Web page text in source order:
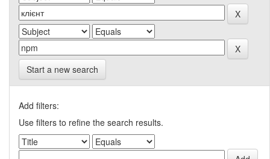
Start a new search
Add filters:
Use filters to refine the search results.